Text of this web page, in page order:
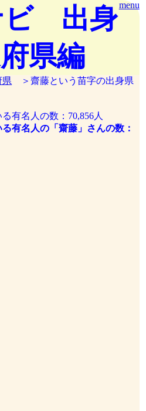
menu
ビ 出身
県編
県 ＞齋藤という苗字の出身県
有名人の数：70,856人
有名人の「齋藤」さんの数：